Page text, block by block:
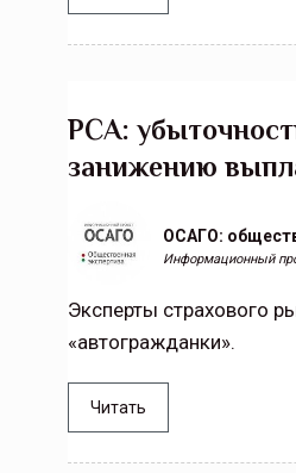
РСА:
занижению
ОСАГО:
Информационный
Эксперты страхового
«автогражданки».
Читать